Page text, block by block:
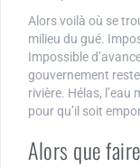
Alors voilà où se
milieu du gué.
Impossible
gouvernement
rivière. Hélas, l’eau
pour qu’il soit
Alors que